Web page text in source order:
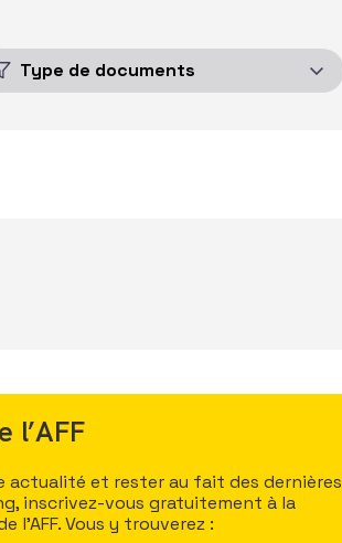
l’AFF
actualité et rester au fait des dernières
inscrivez-vous gratuitement à la
l’AFF. Vous y trouverez :